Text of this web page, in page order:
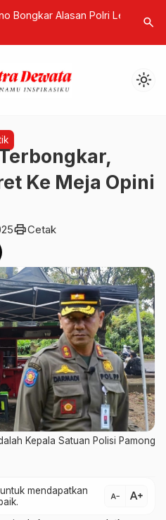
Alasan Polri Lepas
Menhub
search
light_mode
Ke Meja Opini
printCetak
Kepala Satuan Polisi Pamong
mendapatkan
text_decrease text_increase